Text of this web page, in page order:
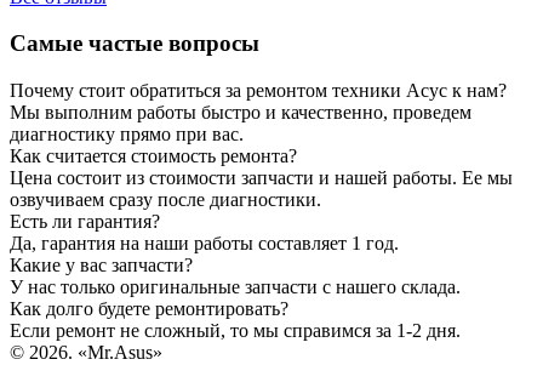
Самые частые вопросы
Почему стоит обратиться за ремонтом техники Асус к нам?
Мы выполним работы быстро и качественно, проведем
диагностику прямо при вас.
Как считается стоимость ремонта?
Цена состоит из стоимости запчасти и нашей работы. Ее мы
озвучиваем сразу после диагностики.
Есть ли гарантия?
Да, гарантия на наши работы составляет 1 год.
Какие у вас запчасти?
У нас только оригинальные запчасти с нашего склада.
Как долго будете ремонтировать?
Если ремонт не сложный, то мы справимся за 1-2 дня.
© 2026. «Mr.Asus»